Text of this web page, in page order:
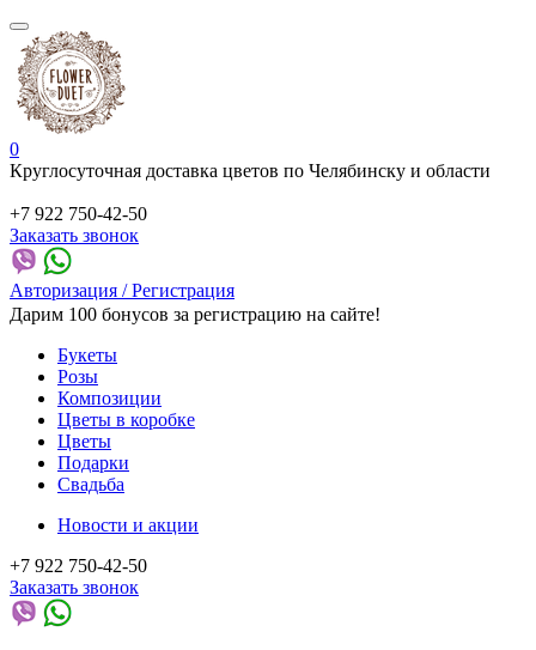
0
Круглосуточная доставка цветов по Челябинску и области
+7 922 750-42-50
Заказать звонок
Авторизация / Регистрация
Дарим 100 бонусов за регистрацию на сайте!
Букеты
Розы
Композиции
Цветы в коробке
Цветы
Подарки
Свадьба
Новости и акции
+7 922 750-42-50
Заказать звонок